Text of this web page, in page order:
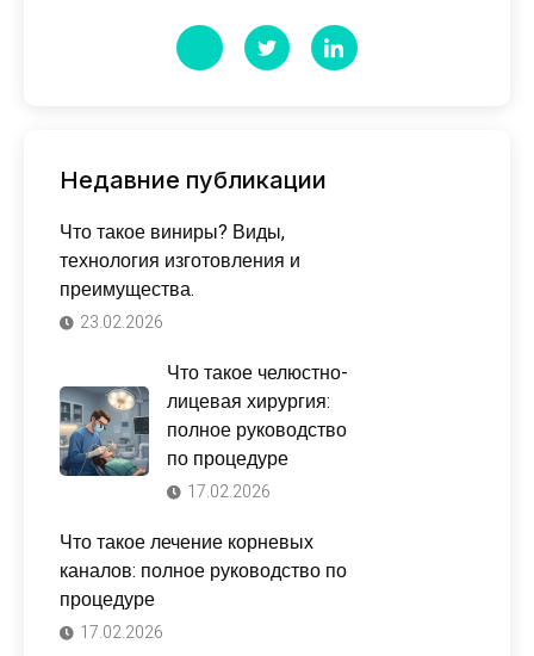
Недавние публикации
Что такое виниры? Виды,
технология изготовления и
преимущества.
23.02.2026
Что такое челюстно-
лицевая хирургия:
полное руководство
по процедуре
17.02.2026
Что такое лечение корневых
каналов: полное руководство по
процедуре
17.02.2026